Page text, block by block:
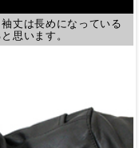
丈は長めになっている
思います。